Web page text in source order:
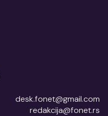
desk.fonet@gmail.com
redakcija@fonet.rs